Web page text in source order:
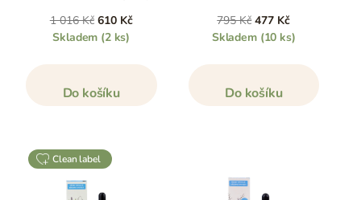
30 ml
1 016 Kč 610 Kč
Skladem (2 ks)
Do košíku
795 Kč 477 Kč
Skladem (10 ks)
Do košíku
clean label